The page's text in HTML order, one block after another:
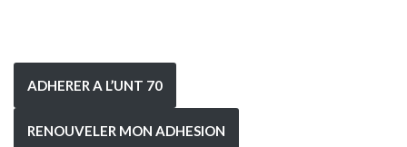
ADHERER A L’UNT 70
RENOUVELER MON ADHESION